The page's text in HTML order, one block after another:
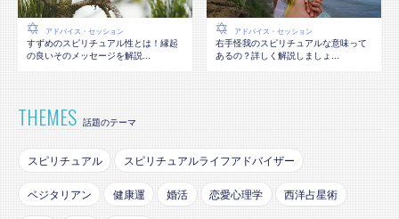
アドバイス・セッション
すずめのスピリチュアル性とは！縁起
の良いそのメッセージを解説...
アドバイス・セッション
右手怪我のスピリチュアルな意味って
あるの？詳しく解説しましょ...
THEMES 話題のテーマ
スピリチュアル スピリチュアルライフアドバイザー
ベジタリアン 健康運 婚活 恋愛心理学 西洋占星術